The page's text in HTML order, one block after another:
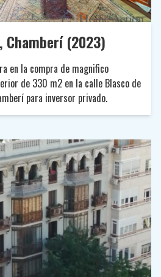
Chamberí (2023)
en la compra de magnifico
de 330 m2 en la calle Blasco de
para inversor privado.